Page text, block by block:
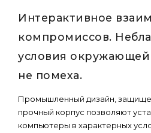
Интерактивное
компромиссов.
условия
не помеха.
Промышленный дизайн,
прочный корпус позволяют
компьютеры в характерных